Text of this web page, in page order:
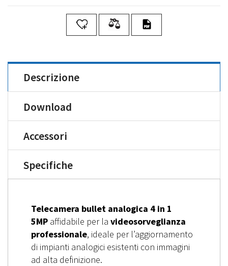
Descrizione
Download
Accessori
Specifiche
Telecamera bullet analogica 4 in 1
5MP affidabile per la videosorveglianza
professionale, ideale per l’aggiornamento
di impianti analogici esistenti con immagini
ad alta definizione.